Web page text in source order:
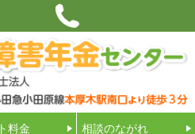
神奈川県中央エリア一帯をサポート｜運
料金 相談のながれ